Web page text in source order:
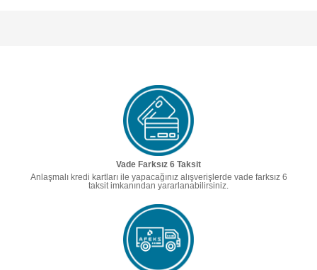
Vade Farksız 6 Taksit
Anlaşmalı kredi kartları ile yapacağınız alışverişlerde vade farksız 6
taksit imkanından yararlanabilirsiniz.